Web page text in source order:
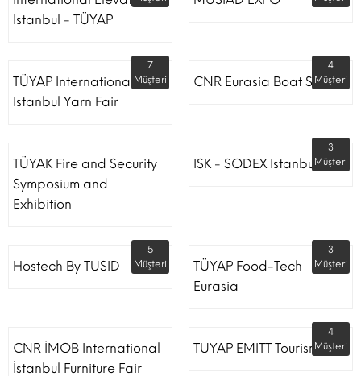
Istanbul - TÜYAP
TÜYAP International
Istanbul Yarn Fair
7
Müşteri
CNR Eurasia Boat Show
4
Müşteri
TÜYAK Fire and Security
Symposium and
Exhibition
ISK - SODEX Istanbul
3
Müşteri
Hostech By TUSID
5
Müşteri
TÜYAP Food-Tech
Eurasia
3
Müşteri
CNR İMOB International
İstanbul Furniture Fair
TUYAP EMITT Tourism Fair
4
Müşteri